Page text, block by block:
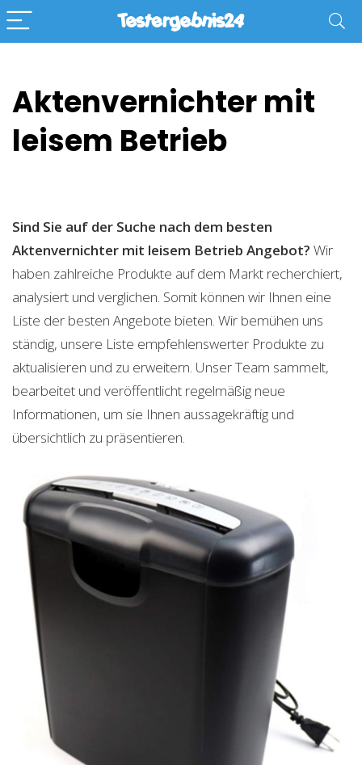
Aktenvernichter mit
leisem Betrieb
Sind Sie auf der Suche nach dem besten
Aktenvernichter mit leisem Betrieb Angebot? Wir
haben zahlreiche Produkte auf dem Markt recherchiert,
analysiert und verglichen. Somit können wir Ihnen eine
Liste der besten Angebote bieten. Wir bemühen uns
ständig, unsere Liste empfehlenswerter Produkte zu
aktualisieren und zu erweitern. Unser Team sammelt,
bearbeitet und veröffentlicht regelmäßig neue
Informationen, um sie Ihnen aussagekräftig und
übersichtlich zu präsentieren.